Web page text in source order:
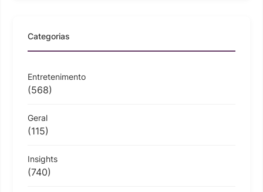
Categorias
Entretenimento
(568)
Geral
(115)
Insights
(740)